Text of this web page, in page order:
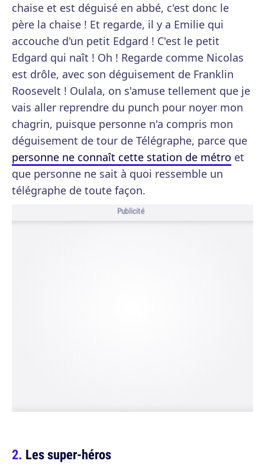
chaise et est déguisé en abbé, c'est donc le
père la chaise ! Et regarde, il y a Emilie qui
accouche d'un petit Edgard ! C'est le petit
Edgard qui naît ! Oh ! Regarde comme Nicolas
est drôle, avec son déguisement de Franklin
Roosevelt ! Oulala, on s'amuse tellement que je
vais aller reprendre du punch pour noyer mon
chagrin, puisque personne n'a compris mon
déguisement de tour de Télégraphe, parce que
personne ne connaît cette station de métro et
que personne ne sait à quoi ressemble un
télégraphe de toute façon.
Publicité
Les super-héros